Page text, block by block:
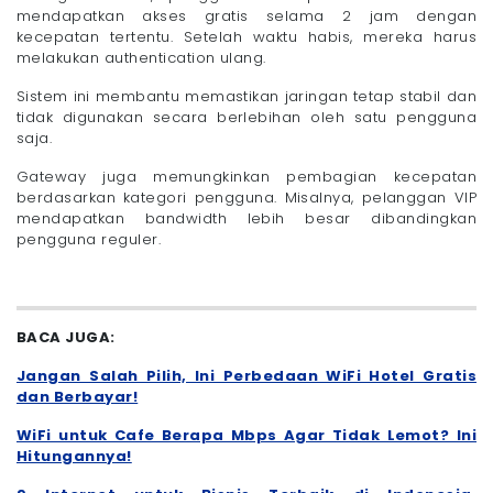
mendapatkan akses gratis selama 2 jam dengan
kecepatan tertentu. Setelah waktu habis, mereka harus
melakukan authentication ulang.
Sistem ini membantu memastikan jaringan tetap stabil dan
tidak digunakan secara berlebihan oleh satu pengguna
saja.
Gateway juga memungkinkan pembagian kecepatan
berdasarkan kategori pengguna. Misalnya, pelanggan VIP
mendapatkan bandwidth lebih besar dibandingkan
pengguna reguler.
BACA JUGA:
Jangan Salah Pilih, Ini Perbedaan WiFi Hotel Gratis
dan Berbayar!
WiFi untuk Cafe Berapa Mbps Agar Tidak Lemot? Ini
Hitungannya!